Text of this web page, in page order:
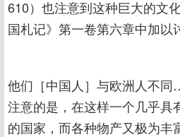
610）也注意到这种巨大的文
国札记》第一卷第六章中加以
他们［中国人］与欧洲人不
注意的是，在这样一个几乎具
的国家，而各种物产又极为丰